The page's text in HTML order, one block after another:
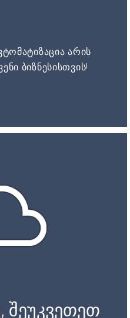
არის
ბიზნესისთვის!
შეუკვეთეთ